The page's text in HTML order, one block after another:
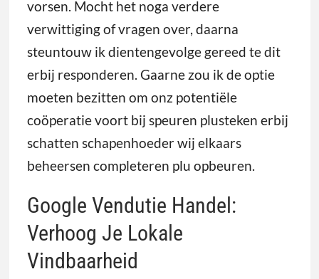
vorsen. Mocht het noga verdere
verwittiging of vragen over, daarna
steuntouw ik dientengevolge gereed te dit
erbij responderen. Gaarne zou ik de optie
moeten bezitten om onz potentiële
coöperatie voort bij speuren plusteken erbij
schatten schapenhoeder wij elkaars
beheersen completeren plu opbeuren.
Google Vendutie Handel:
Verhoog Je Lokale
Vindbaarheid